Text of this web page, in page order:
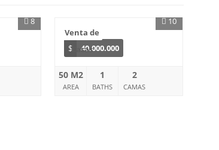
8
10
Venta de
Casas
$ 40.000.000
50 M2
AREA
1
BATHS
2
CAMAS